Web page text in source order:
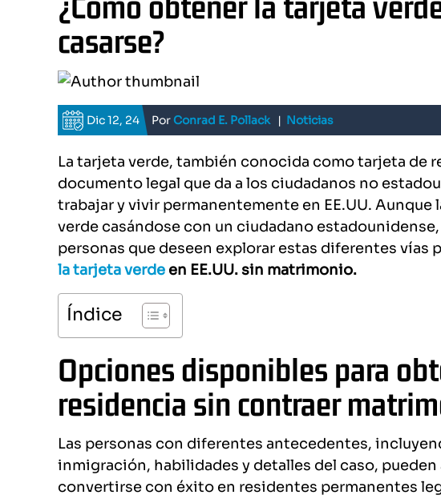
casarse?
Dic 12, 24 PorConrad E. Pollack| Noticias
La tarjeta verde, también conocida como tarjeta de
documento legal que da a los ciudadanos no
trabajar y vivir permanentemente en EE.UU.
verde casándose con un ciudadano
personas que deseen explorar estas diferentes vías
la tarjeta verde en EE.UU. sin matrimonio.
Índice
Opciones disponibles para
residencia sin contraer
Las personas con diferentes antecedentes,
inmigración, habilidades y detalles del caso,
convertirse con éxito en residentes permanentes